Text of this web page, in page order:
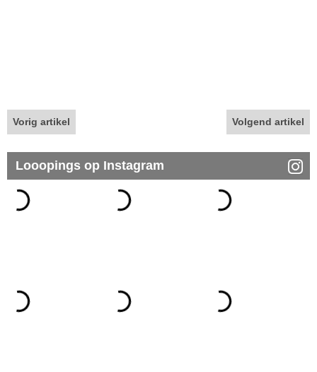
Vorig artikel Volgend artikel
Looopings op Instagram